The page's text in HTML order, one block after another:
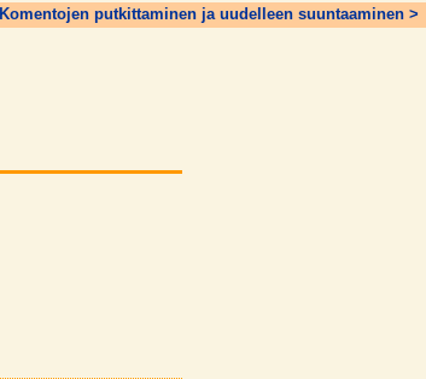
Komentojen putkittaminen ja uudelleen suuntaaminen >